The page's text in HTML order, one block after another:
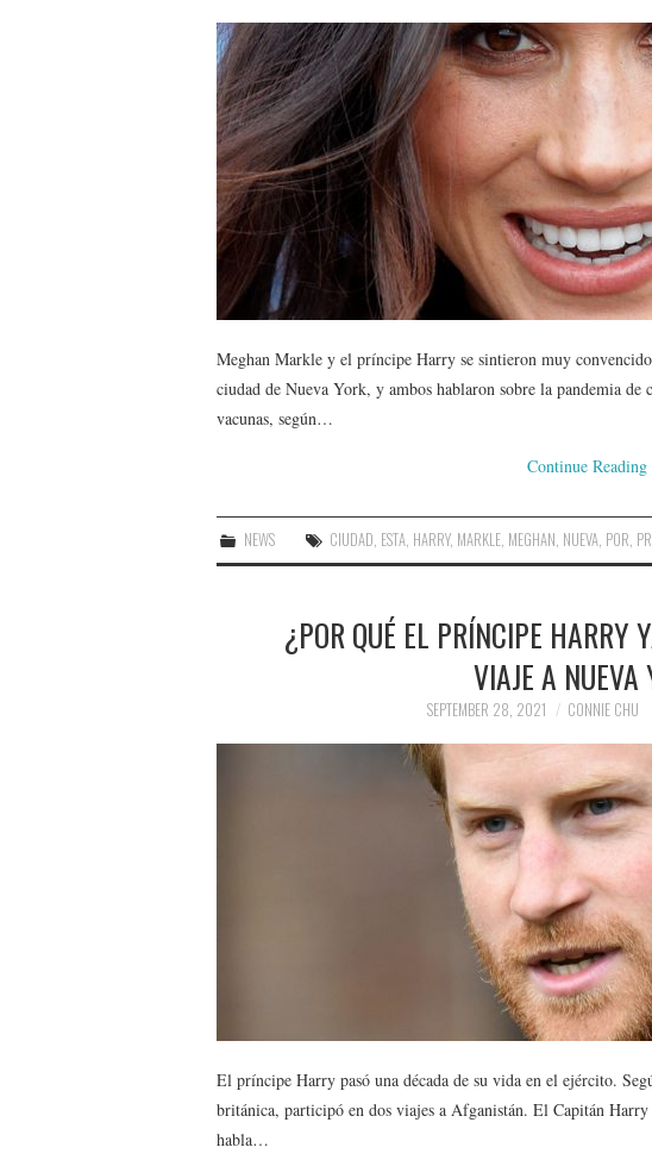
Meghan Markle y el príncipe Harry se sintieron muy
ciudad de Nueva York, y ambos hablaron sobre la pandemia
vacunas, según…
Continue Reading
NEWS CIUDAD ESTA HARRY, MARKLE MEGHAN NUEVA POR
¿POR QUÉ EL PRÍNCIPE HARRY
VIAJE A NUEVA
SEPTEMBER 28, 2021 CONNIE CHU
El príncipe Harry pasó una década de su vida en el ejército.
británica, participó en dos viajes a Afganistán. El Capitán
habla…